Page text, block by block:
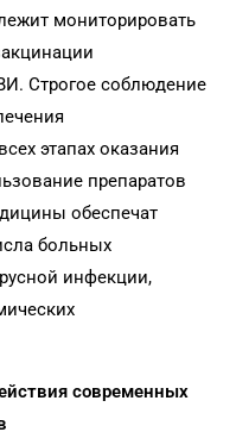
мониторировать
Строгое соблюдение
этапах оказания
препаратов
обеспечат
больных
инфекции,
современных